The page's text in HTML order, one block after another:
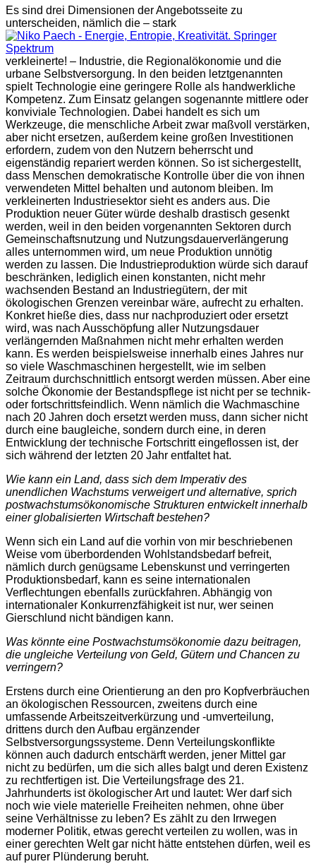
Es sind drei Dimensionen der Angebotsseite zu
unterscheiden, nämlich die – stark
verkleinerte! – Industrie, die Regionalökonomie und die
urbane Selbstversorgung. In den beiden letztgenannten
spielt Technologie eine geringere Rolle als handwerkliche
Kompetenz. Zum Einsatz gelangen sogenannte mittlere oder
konviviale Technologien. Dabei handelt es sich um
Werkzeuge, die menschliche Arbeit zwar maßvoll verstärken,
aber nicht ersetzen, außerdem keine großen Investitionen
erfordern, zudem von den Nutzern beherrscht und
eigenständig repariert werden können. So ist sichergestellt,
dass Menschen demokratische Kontrolle über die von ihnen
verwendeten Mittel behalten und autonom bleiben. Im
verkleinerten Industriesektor sieht es anders aus. Die
Produktion neuer Güter würde deshalb drastisch gesenkt
werden, weil in den beiden vorgenannten Sektoren durch
Gemeinschaftsnutzung und Nutzungsdauerverlängerung
alles unternommen wird, um neue Produktion unnötig
werden zu lassen. Die Industrieproduktion würde sich darauf
beschränken, lediglich einen konstanten, nicht mehr
wachsenden Bestand an Industriegütern, der mit
ökologischen Grenzen vereinbar wäre, aufrecht zu erhalten.
Konkret hieße dies, dass nur nachproduziert oder ersetzt
wird, was nach Ausschöpfung aller Nutzungsdauer
verlängernden Maßnahmen nicht mehr erhalten werden
kann. Es werden beispielsweise innerhalb eines Jahres nur
so viele Waschmaschinen hergestellt, wie im selben
Zeitraum durchschnittlich entsorgt werden müssen. Aber eine
solche Ökonomie der Bestandspflege ist nicht per se technik-
oder fortschrittsfeindlich. Wenn nämlich die Wachmaschine
nach 20 Jahren doch ersetzt werden muss, dann sicher nicht
durch eine baugleiche, sondern durch eine, in deren
Entwicklung der technische Fortschritt eingeflossen ist, der
sich während der letzten 20 Jahr entfaltet hat.
Wie kann ein Land, dass sich dem Imperativ des
unendlichen Wachstums verweigert und alternative, sprich
postwachstumsökonomische Strukturen entwickelt innerhalb
einer globalisierten Wirtschaft bestehen?
Wenn sich ein Land auf die vorhin von mir beschriebenen
Weise vom überbordenden Wohlstandsbedarf befreit,
nämlich durch genügsame Lebenskunst und verringerten
Produktionsbedarf, kann es seine internationalen
Verflechtungen ebenfalls zurückfahren. Abhängig von
internationaler Konkurrenzfähigkeit ist nur, wer seinen
Gierschlund nicht bändigen kann.
Was könnte eine Postwachstumsökonomie dazu beitragen,
die ungleiche Verteilung von Geld, Gütern und Chancen zu
verringern?
Erstens durch eine Orientierung an den pro Kopfverbräuchen
an ökologischen Ressourcen, zweitens durch eine
umfassende Arbeitszeitverkürzung und -umverteilung,
drittens durch den Aufbau ergänzender
Selbstversorgungssysteme. Denn Verteilungskonflikte
können auch dadurch entschärft werden, jener Mittel gar
nicht zu bedürfen, um die sich alles balgt und deren Existenz
zu rechtfertigen ist. Die Verteilungsfrage des 21.
Jahrhunderts ist ökologischer Art und lautet: Wer darf sich
noch wie viele materielle Freiheiten nehmen, ohne über
seine Verhältnisse zu leben? Es zählt zu den Irrwegen
moderner Politik, etwas gerecht verteilen zu wollen, was in
einer gerechten Welt gar nicht hätte entstehen dürfen, weil es
auf purer Plünderung beruht.